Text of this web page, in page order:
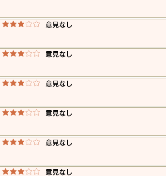
平均評価 3 /5 ​意見なし
平均評価 3 /5 ​意見なし
平均評価 3 /5 ​意見なし
平均評価 3 /5 ​意見なし
平均評価 3 /5 ​意見なし
平均評価 3 /5 ​意見なし